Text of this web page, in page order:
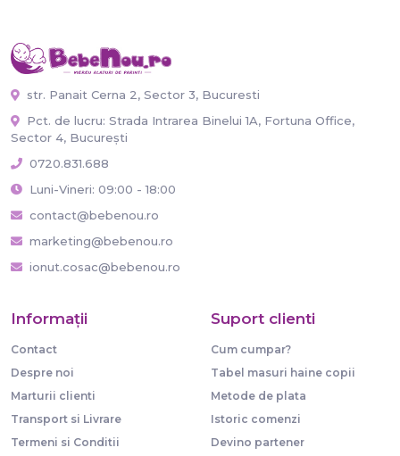
str. Panait Cerna 2, Sector 3, Bucuresti
Pct. de lucru: Strada Intrarea Binelui 1A, Fortuna Office,
Sector 4, București
0720.831.688
Luni-Vineri: 09:00 - 18:00
contact@bebenou.ro
marketing@bebenou.ro
ionut.cosac@bebenou.ro
Informaţii
Contact
Despre noi
Marturii clienti
Transport si Livrare
Termeni si Conditii
Suport clienti
Cum cumpar?
Tabel masuri haine copii
Metode de plata
Istoric comenzi
Devino partener